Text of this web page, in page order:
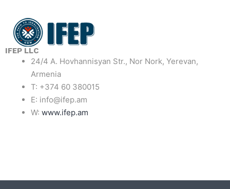
IFEP LLC
24/4 A. Hovhannisyan Str., Nor Nork, Yerevan,
Armenia
T: +374 60 380015
E: info@ifep.am
W: www.ifep.am